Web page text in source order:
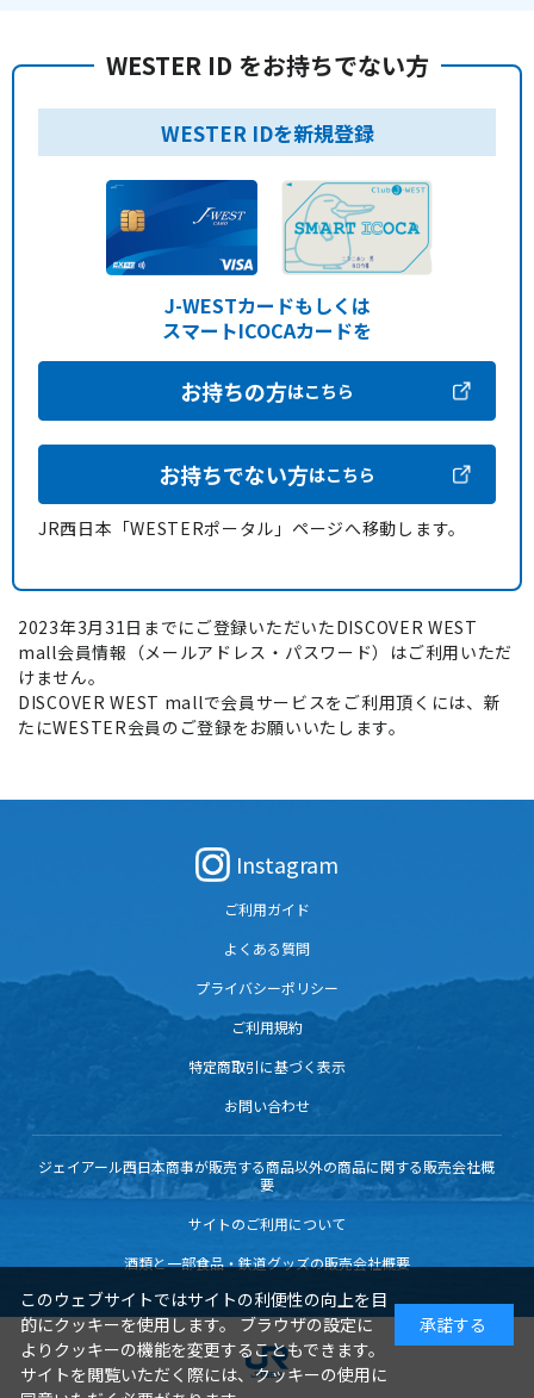
WESTER ID をお持ちでない方
WESTER IDを新規登録
J-WESTカードもしくは
スマートICOCAカードを
お持ちの方はこちら
お持ちでない方はこちら
JR西日本「WESTERポータル」ページへ移動します。
2023年3月31日までにご登録いただいたDISCOVER WEST
mall会員情報（メールアドレス・パスワード）はご利用いただ
けません。
DISCOVER WEST mallで会員サービスをご利用頂くには、新
たにWESTER会員のご登録をお願いいたします。
Instagram
ご利用ガイド
よくある質問
プライバシーポリシー
ご利用規約
特定商取引に基づく表示
お問い合わせ
ジェイアール西日本商事が販売する商品以外の商品に関する販売会社概
要
サイトのご利用について
酒類と一部食品・鉄道グッズの販売会社概要
このウェブサイトではサイトの利便性の向上を目
的にクッキーを使用します。 ブラウザの設定に
よりクッキーの機能を変更することもできます。
サイトを閲覧いただく際には、クッキーの使用に
承諾する